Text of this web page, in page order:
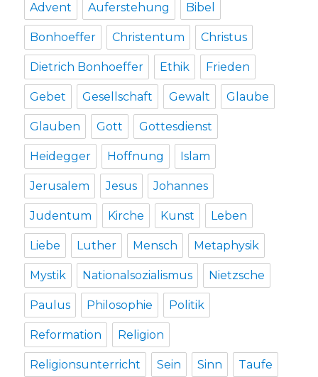
Advent Auferstehung Bibel
Bonhoeffer Christentum Christus
Dietrich Bonhoeffer Ethik Frieden
Gebet Gesellschaft Gewalt Glaube
Glauben Gott Gottesdienst
Heidegger Hoffnung Islam
Jerusalem Jesus Johannes
Judentum Kirche Kunst Leben
Liebe Luther Mensch Metaphysik
Mystik Nationalsozialismus Nietzsche
Paulus Philosophie Politik
Reformation Religion
Religionsunterricht Sein Sinn Taufe